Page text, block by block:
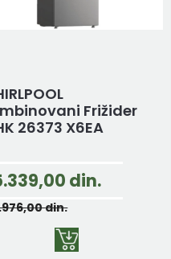
Frižider
26373 X6EA
din.
din.